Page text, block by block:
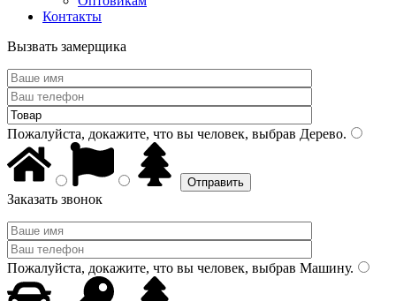
Контакты
Вызвать замерщика
Пожалуйста, докажите, что вы человек, выбрав Дерево.
Заказать звонок
Пожалуйста, докажите, что вы человек, выбрав Машину.